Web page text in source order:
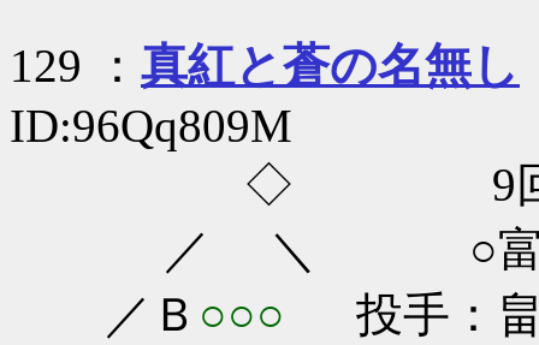
129 ： 真紅と蒼の名無し
ID:96Qq809M
◇ 9回
／ ＼ ○富士重
／Ｂ ○○○ 投手：